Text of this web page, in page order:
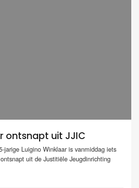
ontsnapt uit JJIC
jarige Luigino Winklaar is vanmiddag iets
uit de Justitiële Jeugdinrichting